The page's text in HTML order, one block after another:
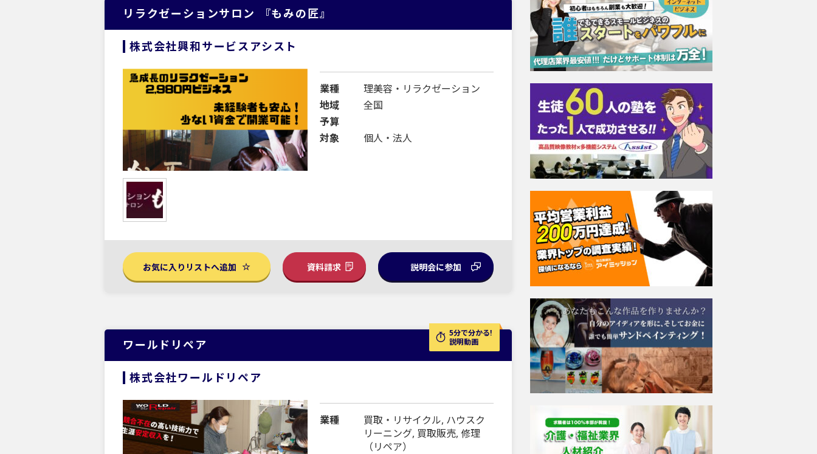
リラクゼーションサロン 『もみの匠』
株式会社興和サービスアシスト
業種
理美容・リラクゼーション
地域
全国
予算
対象
個人・法人
お気に入りリストへ追加 資料請求 説明会に参加
5分で分かる!
説明動画
ワールドリペア
株式会社ワールドリペア
業種
買取・リサイクル, ハウスク
リーニング, 買取販売, 修理
（リペア）